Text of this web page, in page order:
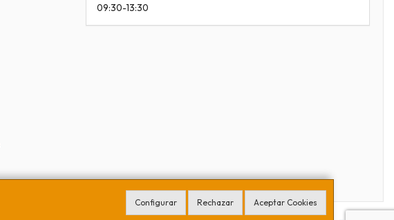
Configurar Rechazar Aceptar Cookies
09:30-13:30